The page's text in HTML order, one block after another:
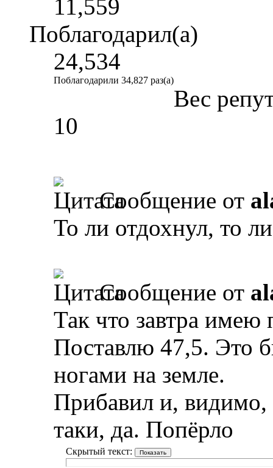
11,559
Поблагодарил(а)
24,534
Поблагодарили 34,827 раз(а)
Вес
10
Сообщение от
То ли отдохнул, то
Сообщение от
Так что завтра имею
Поставлю 47,5. Это
ногами на земле.
Прибавил и, видимо,
таки, да. Попёрло
Скрытый текст: